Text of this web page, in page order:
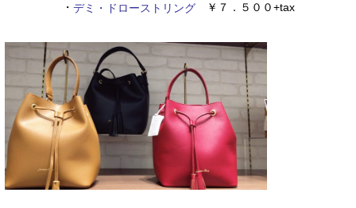
・ デミ・ドローストリング￥７．５００+tax